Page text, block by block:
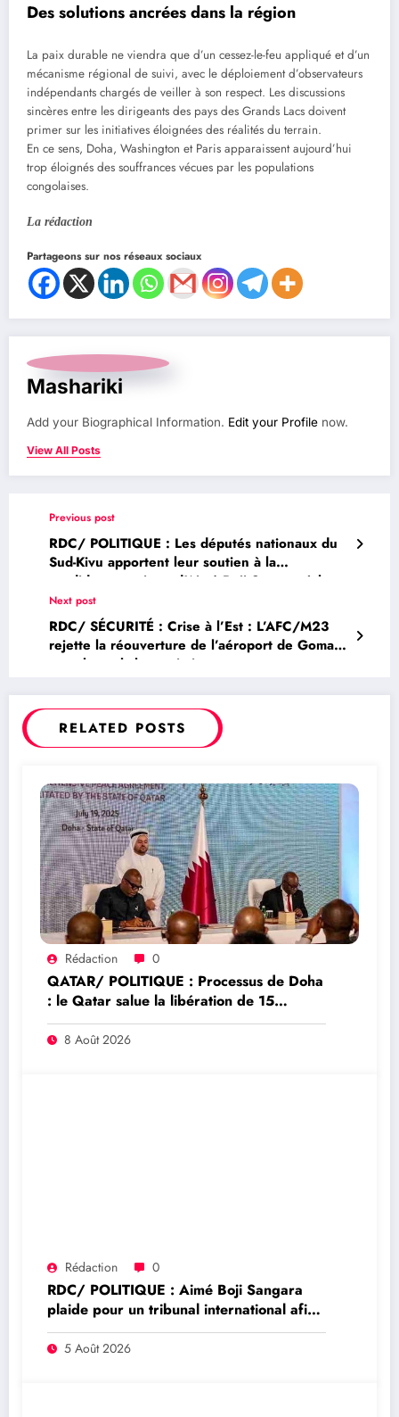
Des solutions ancrées dans la région
La paix durable ne viendra que d’un cessez-le-feu appliqué et d’un
mécanisme régional de suivi, avec le déploiement d’observateurs
indépendants chargés de veiller à son respect. Les discussions
sincères entre les dirigeants des pays des Grands Lacs doivent
primer sur les initiatives éloignées des réalités du terrain.
En ce sens, Doha, Washington et Paris apparaissent aujourd’hui
trop éloignés des souffrances vécues par les populations
congolaises.
La rédaction
Partageons sur nos réseaux sociaux
Mashariki
Add your Biographical Information. Edit your Profile now.
View All Posts
Previous post
RDC/ POLITIQUE : Les députés nationaux du
Sud-Kivu apportent leur soutien à la
candidature unique d’Aimé Boji Sangara à la
présidence de l’Assemblée nationale
Next post
RDC/ SÉCURITÉ : Crise à l’Est : L’AFC/M23
rejette la réouverture de l’aéroport de Goma
pour les vols humanitaires
RELATED POSTS
Rédaction 0
QATAR/ POLITIQUE : Processus de Doha
: le Qatar salue la libération de 15
détenus et leur transfert à l’AFC/M23
8 Août 2026
Rédaction 0
RDC/ POLITIQUE : Aimé Boji Sangara
plaide pour un tribunal international afin
de rendre justice aux victimes des conflits
en RDC
5 Août 2026